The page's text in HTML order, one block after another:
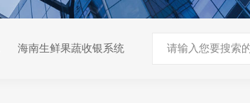
海南生鲜果蔬收银系统